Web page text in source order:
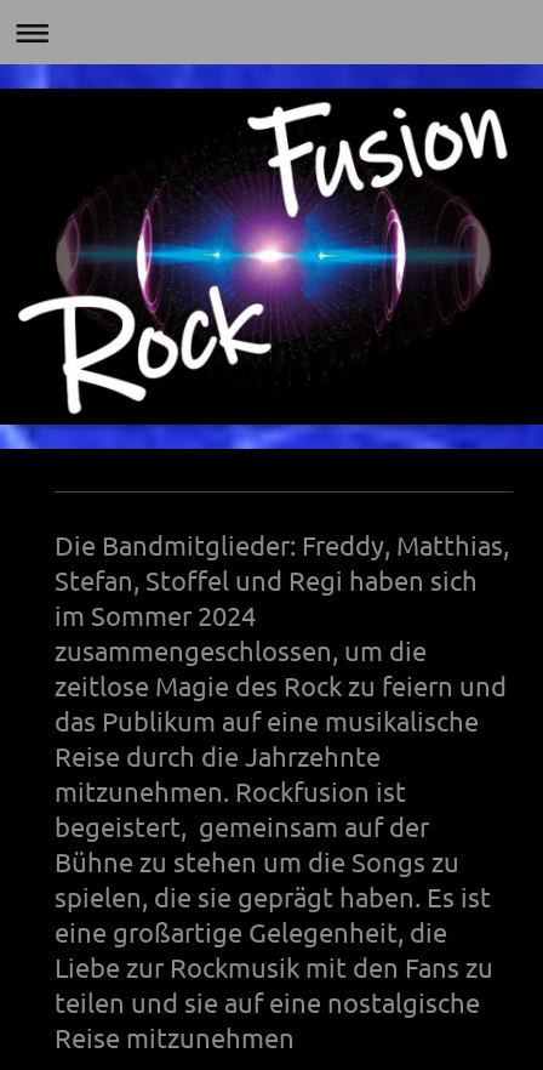
Die Bandmitglieder: Freddy, Matthias,
Stefan, Stoffel und Regi haben sich
im Sommer 2024
zusammengeschlossen, um die
zeitlose Magie des Rock zu feiern und
das Publikum auf eine musikalische
Reise durch die Jahrzehnte
mitzunehmen. Rockfusion ist
begeistert, gemeinsam auf der
Bühne zu stehen um die Songs zu
spielen, die sie geprägt haben. Es ist
eine großartige Gelegenheit, die
Liebe zur Rockmusik mit den Fans zu
teilen und sie auf eine nostalgische
Reise mitzunehmen